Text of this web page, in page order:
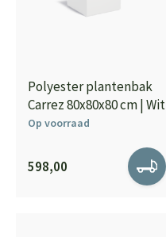
Polyester plantenbak
Carrez 80x80x80 cm | Wit
Op voorraad
598,00